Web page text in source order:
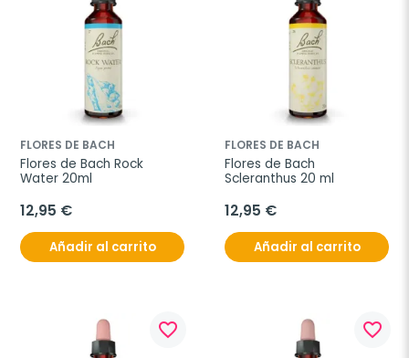
FLORES DE BACH
Flores de Bach Rock
Water 20ml
12,95 €
Añadir al carrito
FLORES DE BACH
Flores de Bach
Scleranthus 20 ml
12,95 €
Añadir al carrito
favorite_border favorite_border